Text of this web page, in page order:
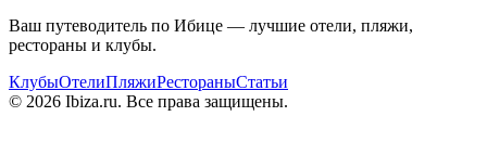
Ваш путеводитель по Ибице — лучшие отели, пляжи,
рестораны и клубы.
КлубыОтелиПляжиРестораныСтатьи
© 2026 Ibiza.ru. Все права защищены.